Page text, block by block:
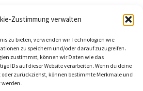
Zustimmung verwalten
zu bieten, verwenden wir Technologien wie
zu speichern und/oder darauf zuzugreifen.
zustimmst, können wir Daten wie das
IDs auf dieser Website verarbeiten. Wenn du deine
zurückziehst, können bestimmte Merkmale und
innerer Ruhe: Das Ritual, das mich in
rettet. Es hilft auch gegen
Weltschmerz“.